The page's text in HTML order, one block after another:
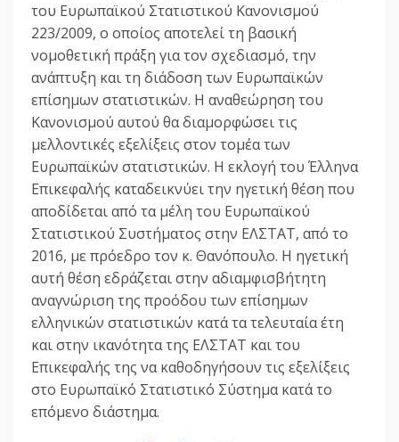
του Ευρωπαϊκού Στατιστικού Κανονισμού
223/2009, ο οποίος αποτελεί τη βασική
νομοθετική πράξη για τον σχεδιασμό, την
ανάπτυξη και τη διάδοση των Ευρωπαϊκών
επίσημων στατιστικών. Η αναθεώρηση του
Κανονισμού αυτού θα διαμορφώσει τις
μελλοντικές εξελίξεις στον τομέα των
Ευρωπαϊκών στατιστικών. Η εκλογή του Έλληνα
Επικεφαλής καταδεικνύει την ηγετική θέση που
αποδίδεται από τα μέλη του Ευρωπαϊκού
Στατιστικού Συστήματος στην ΕΛΣΤΑΤ, από το
2016, με πρόεδρο τον κ. Θανόπουλο. Η ηγετική
αυτή θέση εδράζεται στην αδιαμφισβήτητη
αναγνώριση της προόδου των επίσημων
ελληνικών στατιστικών κατά τα τελευταία έτη
και στην ικανότητα της ΕΛΣΤΑΤ και του
Επικεφαλής της να καθοδηγήσουν τις εξελίξεις
στο Ευρωπαϊκό Στατιστικό Σύστημα κατά το
επόμενο διάστημα.